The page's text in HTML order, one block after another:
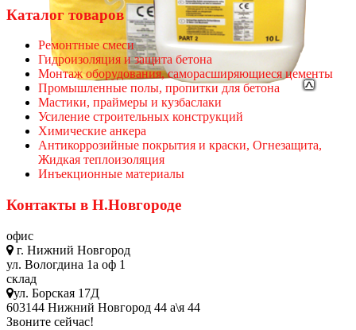
Каталог товаров
Ремонтные смеси
Гидроизоляция и защита бетона
Монтаж оборудования, саморасширяющиеся цементы
Промышленные полы, пропитки для бетона
Мастики, праймеры и кузбаслаки
Усиление строительных конструкций
Химические анкера
Антикоррозийные покрытия и краски, Огнезащита,
Жидкая теплоизоляция
Инъекционные материалы
Контакты в Н.Новгороде
офис
г. Нижний Новгород
ул. Вологдина 1а оф 1
склад
ул. Борская 17Д
603144 Нижний Новгород 44 а\я 44
Звоните сейчас!